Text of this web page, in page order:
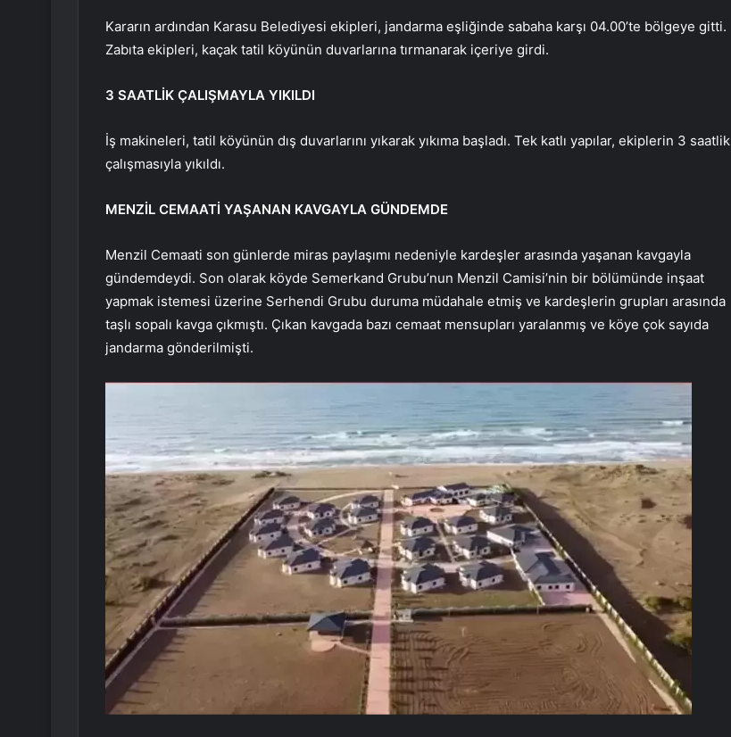
Kararın ardından Karasu Belediyesi ekipleri, jandarma eşliğinde sabaha karşı 04.00’te bölgeye gitti.
Zabıta ekipleri, kaçak tatil köyünün duvarlarına tırmanarak içeriye girdi.
3 SAATLİK ÇALIŞMAYLA YIKILDI
İş makineleri, tatil köyünün dış duvarlarını yıkarak yıkıma başladı. Tek katlı yapılar, ekiplerin 3 saatlik
çalışmasıyla yıkıldı.
MENZİL CEMAATİ YAŞANAN KAVGAYLA GÜNDEMDE
Menzil Cemaati son günlerde miras paylaşımı nedeniyle kardeşler arasında yaşanan kavgayla
gündemdeydi. Son olarak köyde Semerkand Grubu’nun Menzil Camisi’nin bir bölümünde inşaat
yapmak istemesi üzerine Serhendi Grubu duruma müdahale etmiş ve kardeşlerin grupları arasında
taşlı sopalı kavga çıkmıştı. Çıkan kavgada bazı cemaat mensupları yaralanmış ve köye çok sayıda
jandarma gönderilmişti.